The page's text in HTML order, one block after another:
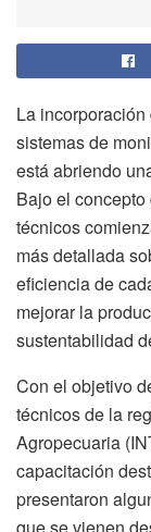
La
sistemas de
está abriendo
Bajo el
técnicos
más detallada
eficiencia de
mejorar la
sustentabilidad
Con el objetivo
técnicos de la
Agropecuaria
capacitación
presentaron